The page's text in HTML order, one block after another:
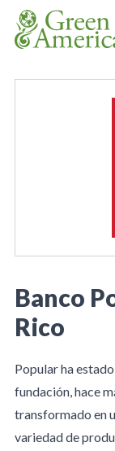
Skip to content
Banco
Rico
Popular ha
fundación, hace
transformado en
variedad de